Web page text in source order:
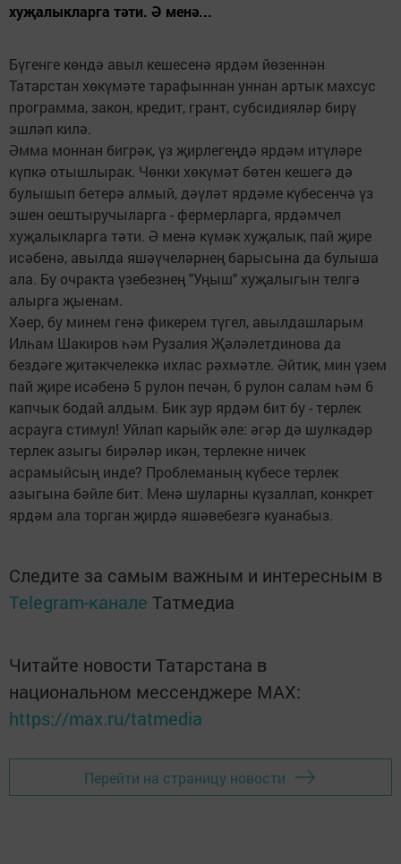
хуҗалыкларга тәти. Ә менә...
Бүгенге көндә авыл кешесенә ярдәм йөзеннән
Татарстан хөкүмәте тарафыннан уннан артык махсус
программа, закон, кредит, грант, субсидияләр бирү
эшләп килә.
Әмма моннан бигрәк, үз җирлегеңдә ярдәм итүләре
күпкә отышлырак. Чөнки хөкүмәт бөтен кешегә дә
булышып бетерә алмый, дәүләт ярдәме күбесенчә үз
эшен оештыручыларга - фермерларга, ярдәмчел
хуҗалыкларга тәти. Ә менә күмәк хуҗалык, пай җире
исәбенә, авылда яшәүчеләрнең барысына да булыша
ала. Бу очракта үзебезнең "Уңыш" хуҗалыгын телгә
алырга җыенам.
Хәер, бу минем генә фикерем түгел, авылдашларым
Илһам Шакиров һәм Рузалия Җәләлетдинова да
бездәге җитәкчелеккә ихлас рәхмәтле. Әйтик, мин үзем
пай җире исәбенә 5 рулон печән, 6 рулон салам һәм 6
капчык бодай алдым. Бик зур ярдәм бит бу - терлек
асрауга стимул! Уйлап карыйк әле: әгәр дә шулкадәр
терлек азыгы бирәләр икән, терлекне ничек
асрамыйсың инде? Проблеманың күбесе терлек
азыгына бәйле бит. Менә шуларны күзаллап, конкрет
ярдәм ала торган җирдә яшәвебезгә куанабыз.
Следите за самым важным и интересным в
Telegram-канале Татмедиа
Читайте новости Татарстана в
национальном мессенджере MАХ:
https://max.ru/tatmedia
Перейти на страницу новости